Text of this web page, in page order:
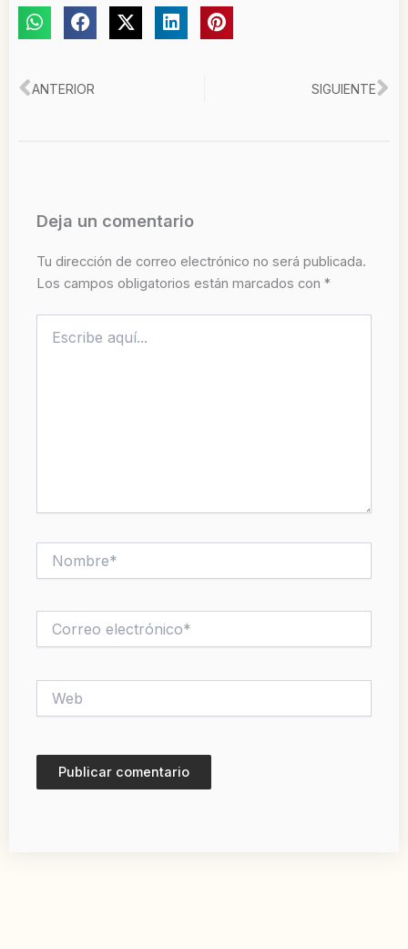
Ant
ANTERIOR SIGUIENTE
Deja un comentario
Tu dirección de correo electrónico no será publicada.
Los campos obligatorios están marcados con *
aquí...
electrónico*